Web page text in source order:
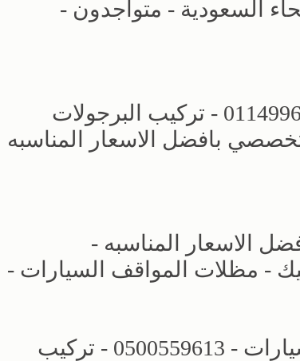
السعودية - متواجدون -
مجال مظلات وسواتر الاختيار الاول - الرياض - 0114996351 - تركيب البرجولات
بافضل الاسعار المناسبه
الاسعار المناسبه -
- مظلات المواقف السيارات -
مظلات وسواتر اختيار الرياض - مظلات مواقف السيارات - 0500559613 - تركيب